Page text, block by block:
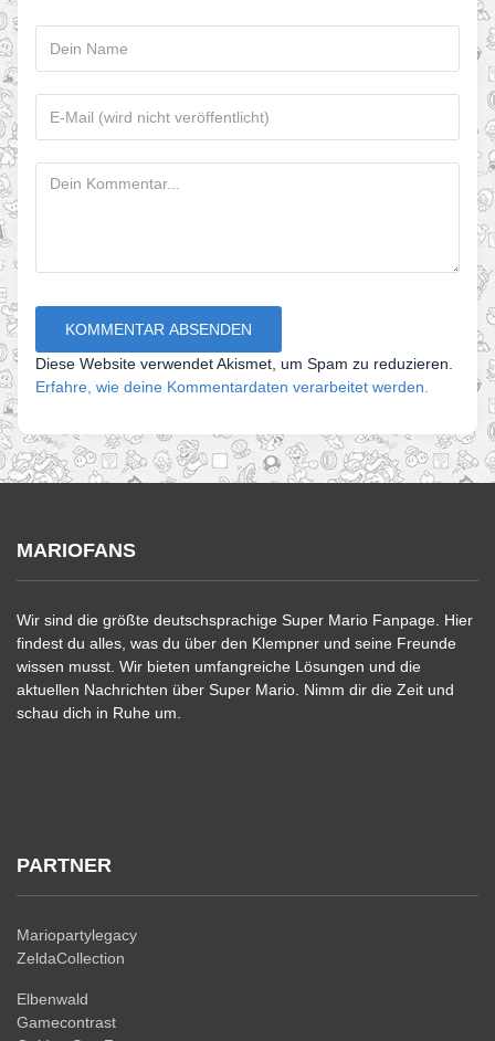
Diese Website verwendet Akismet, um Spam zu reduzieren.
Erfahre, wie deine Kommentardaten verarbeitet werden.
MARIOFANS
Wir sind die größte deutschsprachige Super Mario Fanpage. Hier
findest du alles, was du über den Klempner und seine Freunde
wissen musst. Wir bieten umfangreiche Lösungen und die
aktuellen Nachrichten über Super Mario. Nimm dir die Zeit und
schau dich in Ruhe um.
PARTNER
Mariopartylegacy
ZeldaCollection
Elbenwald
Gamecontrast